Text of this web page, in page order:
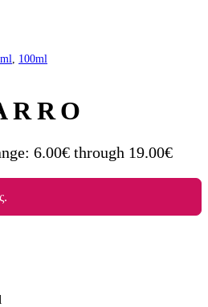
, 100ml
6.00€ through 19.00€